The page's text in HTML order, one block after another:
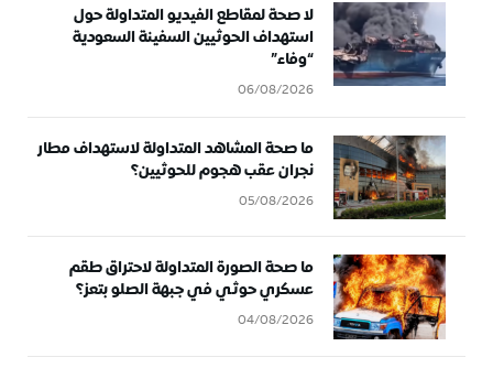
لا صحة لمقاطع الفيديو المتداولة حول
استهداف الحوثيين السفينة السعودية
“وفاء”
06/08/2026
ما صحة المشاهد المتداولة لاستهداف مطار
نجران عقب هجوم للحوثيين؟
05/08/2026
ما صحة الصورة المتداولة لاحتراق طقم
عسكري حوثي في جبهة الصلو بتعز؟
04/08/2026